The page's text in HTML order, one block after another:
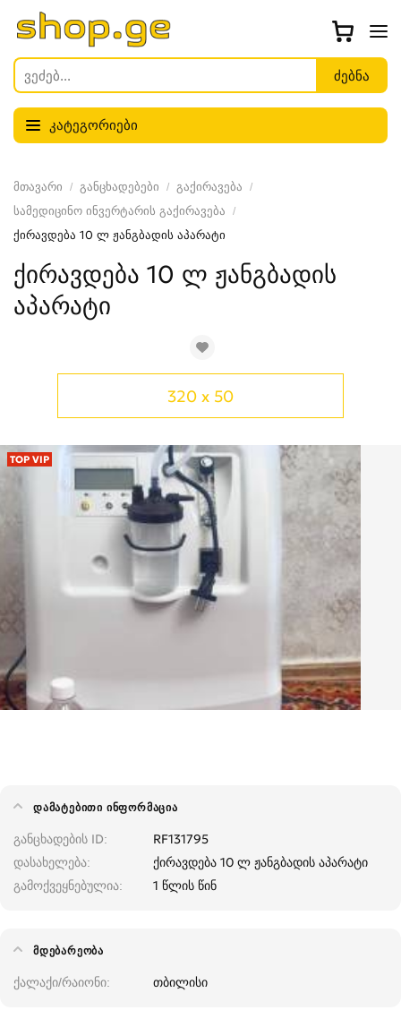
კატეგორიები
მთავარი განცხადებები
გაქირავება
სამედიცინო ინვერტარის გაქირავება
ქირავდება 10 ლ ჟანგბადის აპარატი
ქირავდება 10 ლ ჟანგბადის
აპარატი
320 x 50
TOP VIP
ᲓᲐᲛᲐᲢᲔᲑᲘᲗᲘ ᲘᲜᲤᲝᲠᲛᲐᲪᲘᲐ
განცხადების ID
RF131795
დასახელება
ქირავდება 10 ლ ჟანგბადის აპარატი
გამოქვეყნებულია
1 წლის წინ
ᲛᲓᲔᲑᲐᲠᲔᲝᲑᲐ
ქალაქი/რაიონი თბილისი